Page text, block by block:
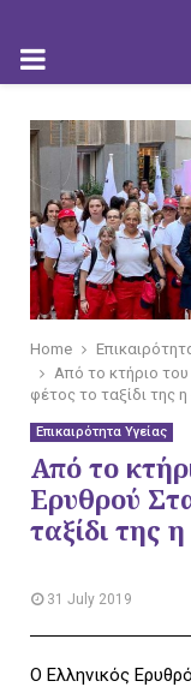
M
O
B
L
E
Home
Από το κτήριο
φέτος το ταξίδι της
Επικαιρότητα Υγείας
Από το
Ερυθρού
ταξίδι της
31 July 2019
Ο Ελληνικός